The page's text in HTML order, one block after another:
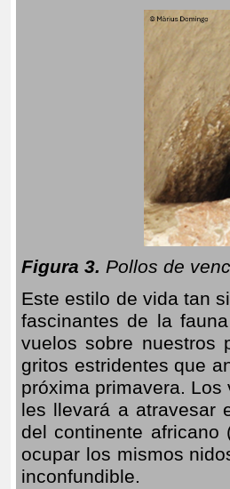
Figura 3. Pollos de
Este estilo de vida tan
fascinantes de la
vuelos sobre nuestros
gritos estridentes que
próxima primavera.
les llevará a atravesar
del continente
ocupar los mismos
inconfundible.